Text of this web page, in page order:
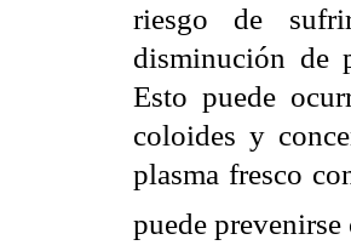
riesgo de
disminución de
Esto puede
coloides y
plasma fresco
puede